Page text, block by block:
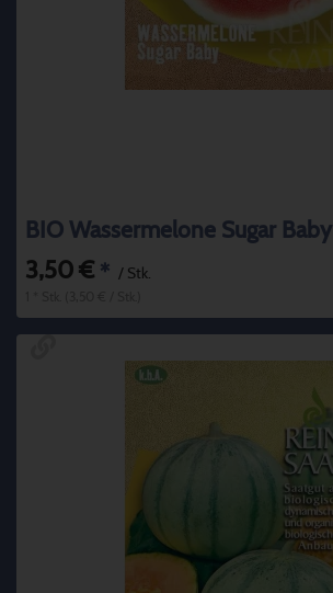
BIO Wassermelone Sugar Baby
3,50 € * / Stk.